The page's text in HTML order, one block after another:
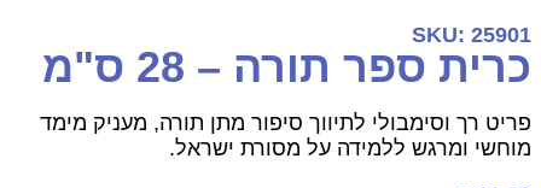
SKU:
ספר תורה – 28 ס"מ
רך וסימבולי לתיווך סיפור מתן תורה, מעניק מימד
ומרגש ללמידה על מסורת ישראל.